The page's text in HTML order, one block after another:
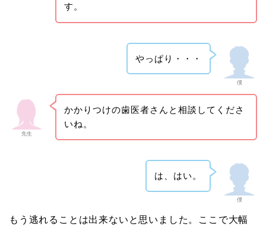
す。
僕
やっぱり・・・
先生
かかりつけの歯医者さんと相談してくださ
いね。
僕
は、はい。
もう逃れることは出来ないと思いました。ここで大幅